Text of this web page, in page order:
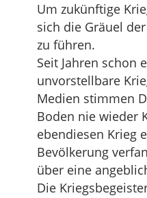
Um zukünftige
sich die Gräuel
zu führen.
Seit Jahren schon
unvorstellbare
Medien stimmen
Boden nie wieder
ebendiesen Krieg
Bevölkerung
über eine
Die